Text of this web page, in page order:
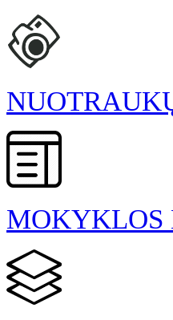
MOKYKLOS